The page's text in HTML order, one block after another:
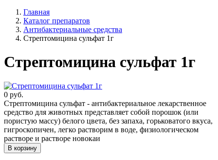
Главная
Каталог препаратов
Антибактериальные средства
Стрептомицина сульфат 1г
Стрептомицина сульфат 1г
0 руб.
Стрептомицина сульфат - антибактериальное лекарственное
средство для животных представляет собой порошок (или
пористую массу) белого цвета, без запаха, горьковатого вкуса,
гигроскопичен, легко растворим в воде, физиологическом
растворе и растворе новокаи
В корзину